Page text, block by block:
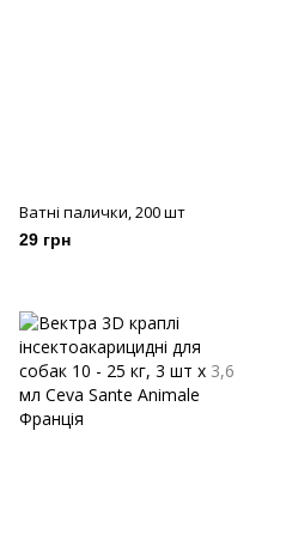
Ватні палички, 200 шт
29 грн